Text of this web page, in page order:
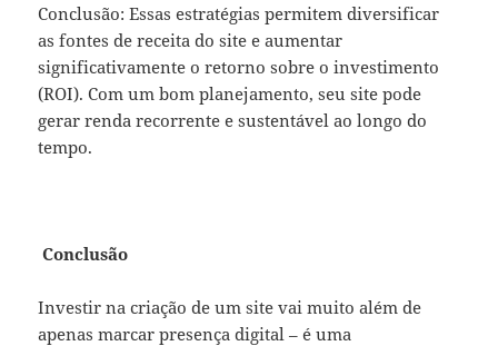
Conclusão: Essas estratégias permitem diversificar
as fontes de receita do site e aumentar
significativamente o retorno sobre o investimento
(ROI). Com um bom planejamento, seu site pode
gerar renda recorrente e sustentável ao longo do
tempo.
Conclusão
Investir na criação de um site vai muito além de
apenas marcar presença digital – é uma